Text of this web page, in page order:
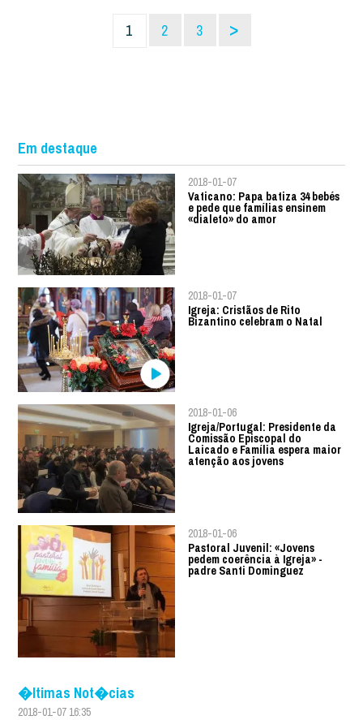
1 2 3 >
Em destaque
2018-01-07
Vaticano: Papa batiza 34 bebés
e pede que famílias ensinem
«dialeto» do amor
2018-01-07
Igreja: Cristãos de Rito
Bizantino celebram o Natal
2018-01-06
Igreja/Portugal: Presidente da
Comissão Episcopal do
Laicado e Família espera maior
atenção aos jovens
2018-01-06
Pastoral Juvenil: «Jovens
pedem coerência à Igreja» -
padre Santi Dominguez
�ltimas Not�cias
2018-01-07 16:35